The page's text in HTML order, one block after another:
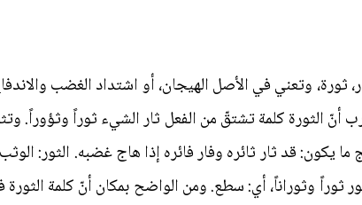
ثورة، وتعني في الأصل الهيجان، أو اشتداد الغضب
أنّ الثورة كلمة تشتقّ من الفعل ثار الشيء ثوراً وثؤوراً.
يكون: قد ثار ثائره وفار فائره إذا هاج غضبه. الثور:
ثوراً وثوراناً، أي: سطع. ومن الواضح بمكان أنّ كلمة الثورة